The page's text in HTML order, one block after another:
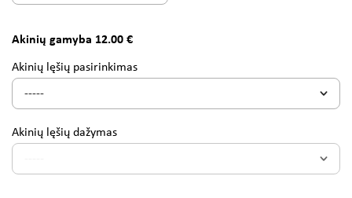
Akinių gamyba 12.00 €
Akinių lęšių pasirinkimas
Akinių lęšių dažymas